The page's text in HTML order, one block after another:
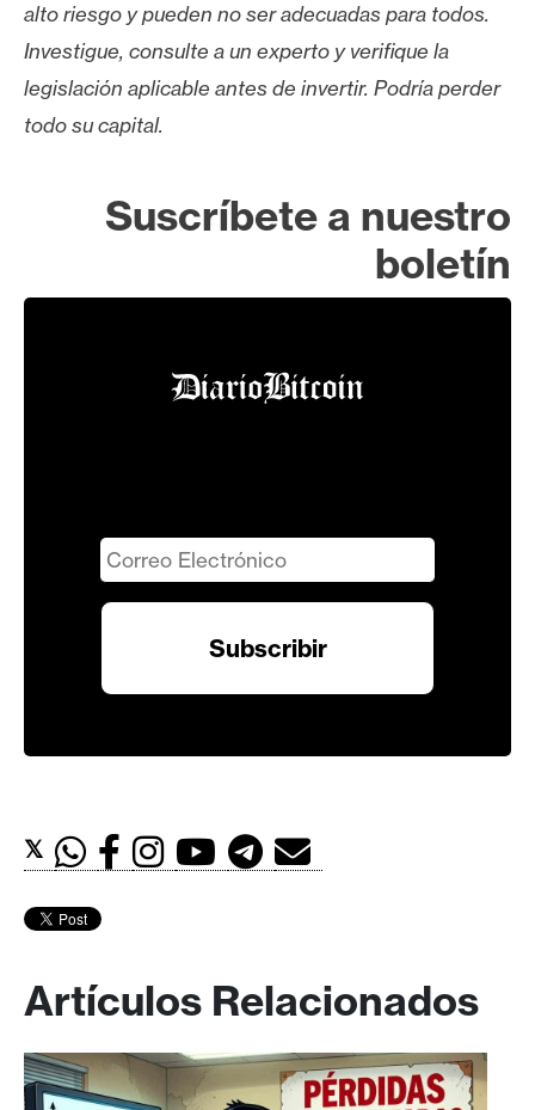
alto riesgo y pueden no ser adecuadas para todos.
Investigue, consulte a un experto y verifique la
legislación aplicable antes de invertir. Podría perder
todo su capital.
Suscríbete a nuestro
boletín
𝕏
Artículos Relacionados